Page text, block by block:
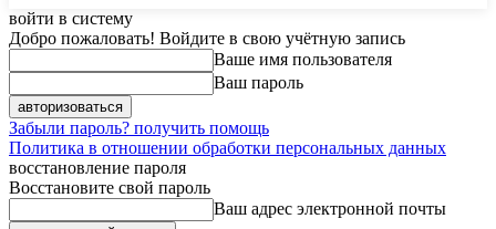
войти в систему
Добро пожаловать! Войдите в свою учётную запись
Ваше имя пользователя
Ваш пароль
Забыли пароль? получить помощь
Политика в отношении обработки персональных данных
восстановление пароля
Восстановите свой пароль
Ваш адрес электронной почты